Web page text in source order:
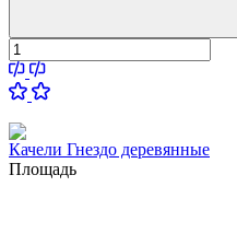
Качели Гнездо деревянные
Площадь